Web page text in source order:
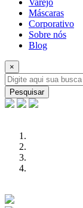
Varejo
Máscaras
Corporativo
Sobre nós
Blog
×
Pesquisar